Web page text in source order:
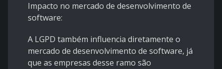
Impacto no mercado de desenvolvimento de
software:
A LGPD também influencia diretamente o
mercado de desenvolvimento de software, já
que as empresas desse ramo são